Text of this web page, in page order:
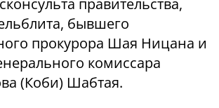
правительства,
бывшего
прокурора Шая Ницана и
комиссара
(Коби) Шабтая.